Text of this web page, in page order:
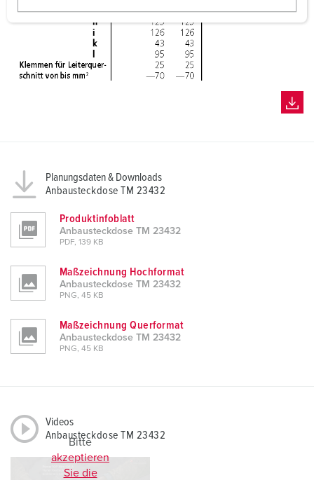
w
l
Planungsdaten & Downloads
Anbausteckdose TM 23432
Produktinfoblatt
Anbausteckdose TM 23432
PDF, 139 KB
Maßzeichnung Hochformat
Anbausteckdose TM 23432
PNG, 45 KB
Maßzeichnung Querformat
Anbausteckdose TM 23432
PNG, 45 KB
Videos
Anbausteckdose TM 23432
Bitte
akzeptieren
Sie die